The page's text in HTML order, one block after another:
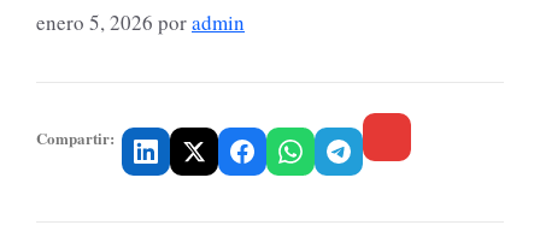
enero 5, 2026 poradmin
Compartir: